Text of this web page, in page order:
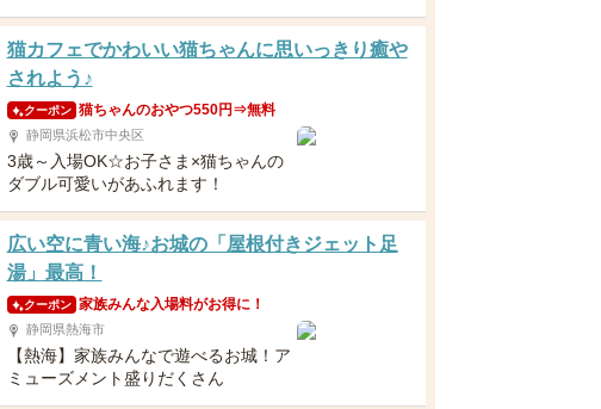
猫カフェでかわいい猫ちゃんに思いっきり癒や
されよう♪
クーポン 猫ちゃんのおやつ550円⇒無料
静岡県浜松市中央区
3歳～入場OK☆お子さま×猫ちゃんの
ダブル可愛いがあふれます！
広い空に青い海♪お城の「屋根付きジェット足
湯」最高！
クーポン 家族みんな入場料がお得に！
静岡県熱海市
【熱海】家族みんなで遊べるお城！ア
ミューズメント盛りだくさん